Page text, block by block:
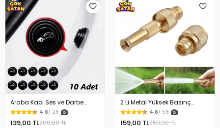
Araba Kapı Ses ve Darbe
Emici Pad 10 Adet
4.8/ 28
139,00 TL200,00 TL
2 Li Metal Yüksek Basınç
Yağmurlamalı Hortum Ucu
4.8/ 58
159,00 TL250,00 TL